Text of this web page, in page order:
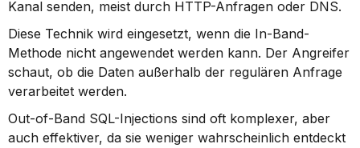
Kanal senden, meist durch HTTP-Anfragen oder DNS.
Diese Technik wird eingesetzt, wenn die In-Band-
Methode nicht angewendet werden kann. Der Angreifer
schaut, ob die Daten außerhalb der regulären Anfrage
verarbeitet werden.
Out-of-Band SQL-Injections sind oft komplexer, aber
auch effektiver, da sie weniger wahrscheinlich entdeckt